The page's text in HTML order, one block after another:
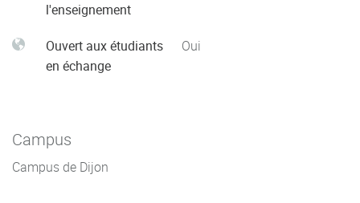
l'enseignement
Ouvert aux étudiants
en échange
Oui
Campus
Campus de Dijon